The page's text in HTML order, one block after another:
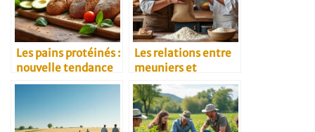
Les pains protéinés :
nouvelle tendance
santé
Les relations entre
meuniers et
restaurateurs